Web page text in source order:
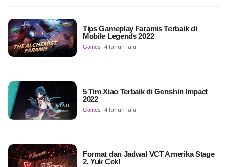
Tips Gameplay Faramis Terbaik di
Mobile Legends 2022
Games 4 tahun lalu
5 Tim Xiao Terbaik di Genshin Impact
2022
Games 4 tahun lalu
Format dan Jadwal VCT Amerika Stage
2, Yuk Cek!